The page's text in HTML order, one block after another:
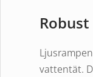
vattentät.